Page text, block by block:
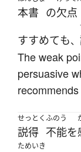
本書 の欠点
すすめても、
The weak
persuasive
せっとく
説得
ふのう
不能を
ためいき